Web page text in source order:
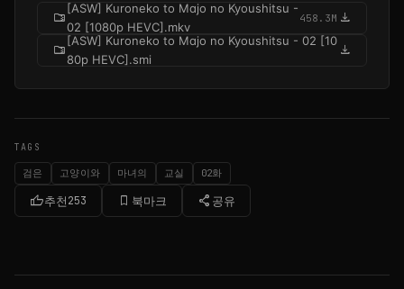
folder_zip
[ASW] Kuroneko to Majo no Kyoushitsu -
02 [1080p HEVC].mkv
458.3M download
folder_zip
[ASW] Kuroneko to Majo no Kyoushitsu - 02 [10
80p HEVC].smi
download
TAGS
검은 고양이와 마녀의 교실 02화
thumb_up추천253 bookmark_border 북마크 share 공유